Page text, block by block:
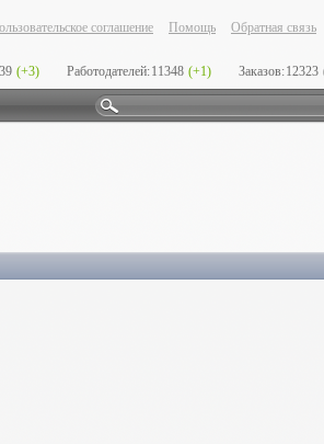
соглашение Помощь Обратная связь
(+3) Работодателей:11348 (+1) Заказов:12323